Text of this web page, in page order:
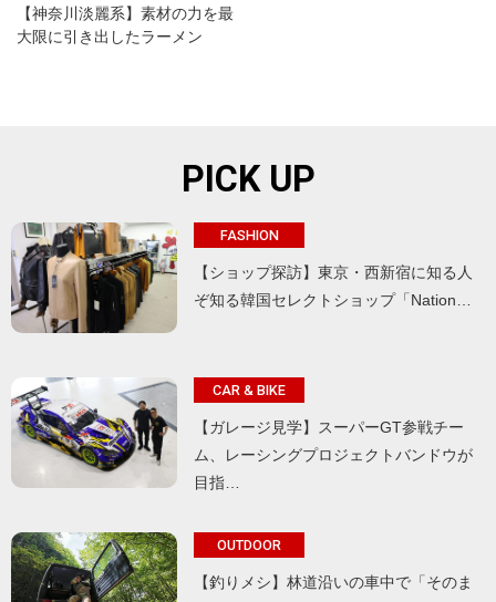
【神奈川淡麗系】素材の力を最
大限に引き出したラーメン
PICK UP
FASHION
【ショップ探訪】東京・西新宿に知る人
ぞ知る韓国セレクトショップ「Nation…
CAR & BIKE
【ガレージ見学】スーパーGT参戦チー
ム、レーシングプロジェクトバンドウが
目指…
OUTDOOR
【釣りメシ】林道沿いの車中で「そのま